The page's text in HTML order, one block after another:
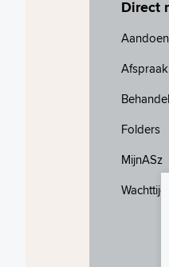
Direct
Folders
MijnASz